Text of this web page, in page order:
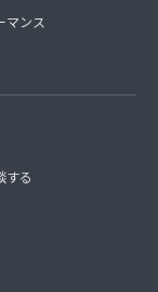
マンス
する